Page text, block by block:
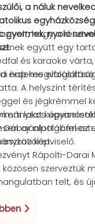
a náluk
gyermek, nyolc
volt, hogy a
együtt egy
és karaoke
érdekes
nap
A helyszínt
és jégkrémmel
lakos
ajánlották fel az
Gábor
képviselő.
Rápolti-Darai
szerveztük
telt, és